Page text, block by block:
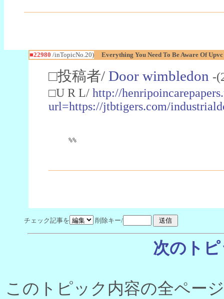
■22980 /inTopicNo.20) Everything You Need To Be Aware Of
□投稿者/ Door wimbledon -
□U R L/ http://
url=https://jtbtigers.com/
%%
チェック記事を 削除キー/
次のト
このトピック内容の全ペー